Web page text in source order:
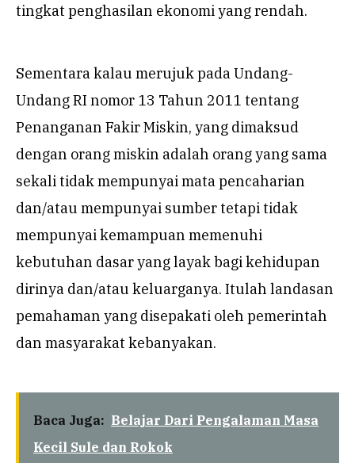
tingkat penghasilan ekonomi yang rendah.
Sementara kalau merujuk pada Undang-
Undang RI nomor 13 Tahun 2011 tentang
Penanganan Fakir Miskin, yang dimaksud
dengan orang miskin adalah orang yang sama
sekali tidak mempunyai mata pencaharian
dan/atau mempunyai sumber tetapi tidak
mempunyai kemampuan memenuhi
kebutuhan dasar yang layak bagi kehidupan
dirinya dan/atau keluarganya. Itulah landasan
pemahaman yang disepakati oleh pemerintah
dan masyarakat kebanyakan.
Baca Juga: Belajar Dari Pengalaman Masa
Kecil Sule dan Rokok